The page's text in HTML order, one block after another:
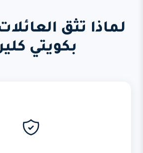
لماذا تثق
بكويتي